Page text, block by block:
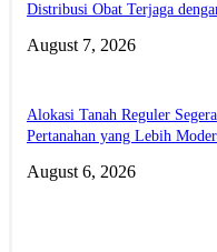
Distribusi Obat Terjaga
August 7, 2026
Alokasi Tanah Reguler
Pertanahan yang Lebih
August 6, 2026